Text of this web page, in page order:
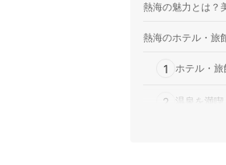
熱海の魅力とは？
熱海のホテル・旅
1 ホテル・旅
2 温泉を満